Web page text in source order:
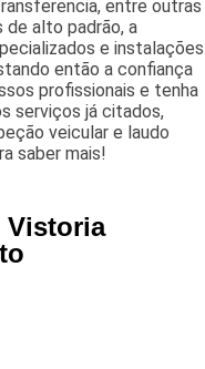
entre outras
alto padrão, a
e instalações
então a confiança
profissionais e tenha
serviços já citados,
veicular e laudo
saber mais!
Vistoria